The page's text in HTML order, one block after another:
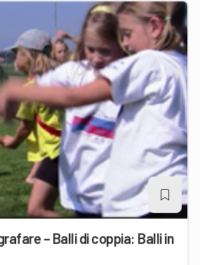
– Balli di coppia: Balli in